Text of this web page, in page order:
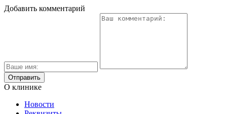
Добавить комментарий
О клинике
Новости